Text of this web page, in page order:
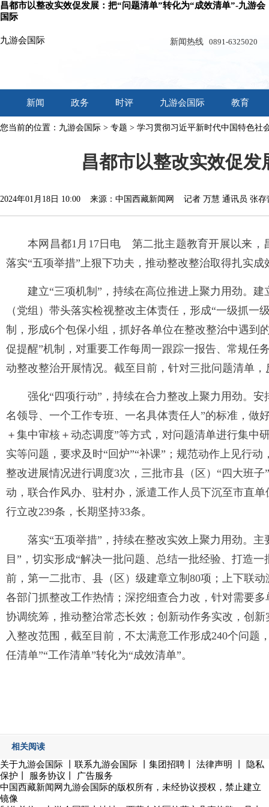
昌都市以整改实效促发展：把“问题清单”转化为“成效清单”-九游会
国际
九游会国际 新闻热线 0891-6325020
新闻 政务 时评 九游会国际 教育
您当前的位置： 九游会国际 > 专题 > 学习贯彻习近平新时代中国特色社
昌都市以整改实效促发
2024年01月18日 10:00 来源：中国西藏新闻网 记者 万慧 通讯员 张存
本网昌都1月17日电 第二批主题教育开展以来，
落实“五项举措”上狠下功夫，推动整改整治取得扎实
建立“三项机制”，持续在高位推进上聚力用劲。
（党组）带头落实检视整改主体责任，形成“一级抓
制，形成6个包保小组，抓好各单位在整改整治中遇到
促提醒”机制，对重要工作每周一跟踪一报告、常规任
动整改整治开展情况。截至目前，针对三批问题清单，
强化“四项行动”，持续在合力整改上聚力用劲。
名领导、一个工作专班、一名具体责任人”的标准，做
＋集中审核＋动态调度”等方式，对问题清单进行集
实等问题，要求及时“回炉”“补课”；规范动作上见行
整改进展情况进行调度3次，三批市县（区）“四大班
动，联合作风办、驻村办，派遣工作人员下沉至市直
行立改239条，长期坚持33条。
落实“五项举措”，持续在整改实效上聚力用劲。
目”，切实形成“解决一批问题、总结一批经验、打造
前，第一二批市、县（区）级建章立制80项；上下联
各部门抓整改工作热情；深挖细查合力改，针对需要
协调统筹，推动整治常态长效；创新动作务实改，创
入整改范围，截至目前，不太满意工作形成240个问题
任清单”“工作清单”转化为“成效清单”。
相关阅读
关于九游会国际 联系九游会国际 丨集团招聘丨 法律声明
隐私
保护
服务协议
广告服务
中国西藏新闻网九游会国际的版权所有，未经协议授权，禁止建立
镜像